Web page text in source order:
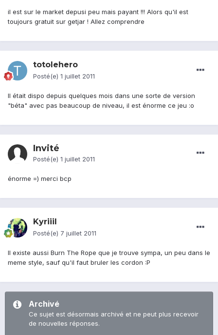
il est sur le market depusi peu mais payant !!! Alors qu'il est
toujours gratuit sur getjar ! Allez comprendre
totolehero
Posté(e) 1 juillet 2011
Il était dispo depuis quelques mois dans une sorte de version
"béta" avec pas beaucoup de niveau, il est énorme ce jeu :o
Invité
Posté(e) 1 juillet 2011
énorme =) merci bcp
Kyriiil
Posté(e) 7 juillet 2011
Il existe aussi Burn The Rope que je trouve sympa, un peu dans le
meme style, sauf qu'il faut bruler les cordon :P
Archivé
Ce sujet est désormais archivé et ne peut plus recevoir
de nouvelles réponses.